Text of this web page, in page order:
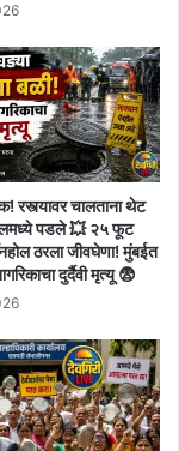
रस्त्यावर चालताना थेट
पडले 💥 २५ फूट
ठरला जीवघेणा! मुंबईत
दुर्दैवी मृत्यू 😨